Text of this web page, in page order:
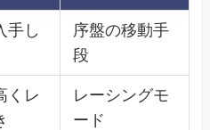
手し
序盤の移動手
段
くレ
レーシングモ
ード